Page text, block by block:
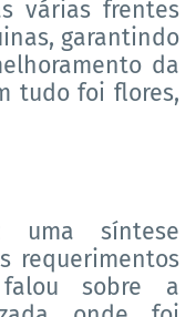
várias frentes
garantindo
da
tudo foi flores,
síntese
requerimentos
sobre a